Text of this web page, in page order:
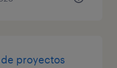
proyectos